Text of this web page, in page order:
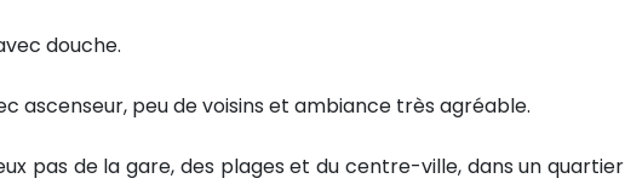
douche.
ascenseur, peu de voisins et ambiance très agréable.
pas de la gare, des plages et du centre-ville, dans un quartier